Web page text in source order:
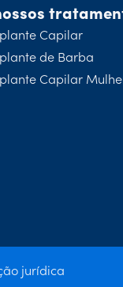
Capilar
de Barba
Capilar
jurídica